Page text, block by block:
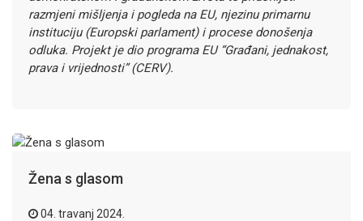
razmjeni mišljenja i pogleda na EU, njezinu primarnu
instituciju (Europski parlament) i procese donošenja
odluka. Projekt je dio programa EU “Građani, jednakost,
prava i vrijednosti” (CERV).
Žena s glasom
04. travanj 2024.